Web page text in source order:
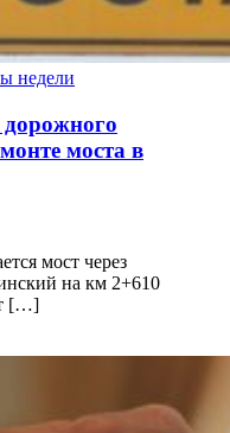
недели
дорожного
моста в
мост через
на км 2+610
[…]